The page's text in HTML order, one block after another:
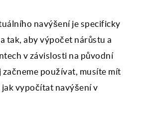
navýšeníje specificky
tak, aby výpočet nárůstu a
v závislosti na původní
začneme používat, musíte mít
jak vypočítat navýšení v